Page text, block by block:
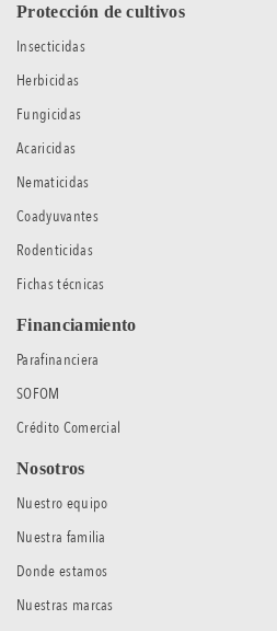
Protección de cultivos
Insecticidas
Herbicidas
Fungicidas
Acaricidas
Nematicidas
Coadyuvantes
Rodenticidas
Fichas técnicas
Financiamiento
Parafinanciera
SOFOM
Crédito Comercial
Nosotros
Nuestro equipo
Nuestra familia
Donde estamos
Nuestras marcas